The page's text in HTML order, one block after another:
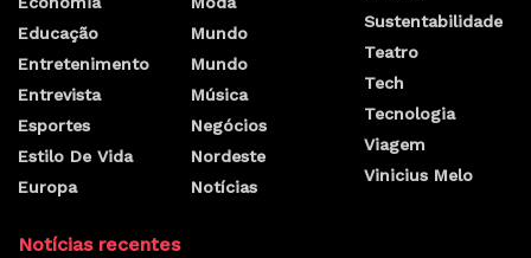
Educação
Entretenimento
Entrevista
Esportes
Estilo De Vida
Europa
Mundo
Mundo
Música
Negócios
Nordeste
Notícias
Sustentabilidade
Teatro
Tech
Tecnologia
Viagem
Vinicius Melo
Notícias recentes